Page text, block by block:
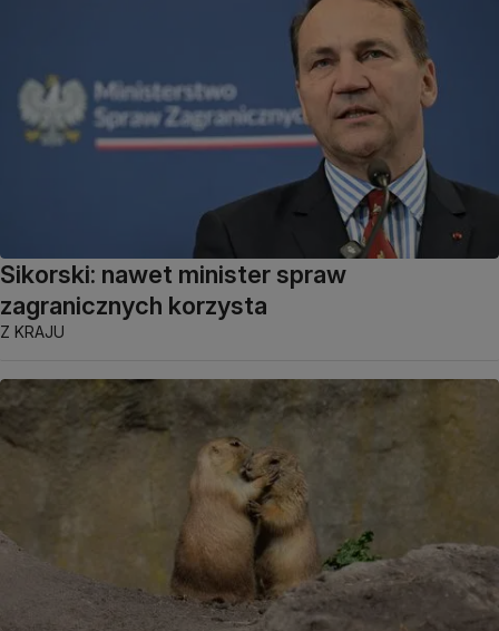
Sikorski: nawet minister spraw
zagranicznych korzysta
Z KRAJU